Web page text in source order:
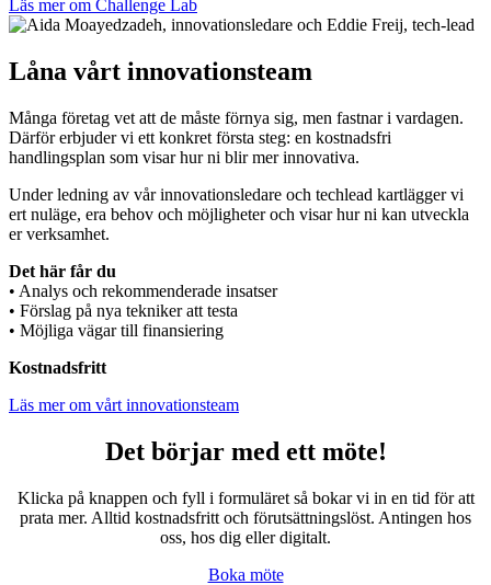
Läs mer om Challenge Lab
Låna vårt innovationsteam
Många företag vet att de måste förnya sig, men fastnar i vardagen.
Därför erbjuder vi ett konkret första steg: en kostnadsfri
handlingsplan som visar hur ni blir mer innovativa.
Under ledning av vår innovationsledare och techlead kartlägger vi
ert nuläge, era behov och möjligheter och visar hur ni kan utveckla
er verksamhet.
Det här får du
• Analys och rekommenderade insatser
• Förslag på nya tekniker att testa
• Möjliga vägar till finansiering
Kostnadsfritt
Läs mer om vårt innovationsteam
Det börjar med ett möte!
Klicka på knappen och fyll i formuläret så bokar vi in en tid för att
prata mer. Alltid kostnadsfritt och förutsättningslöst. Antingen hos
oss, hos dig eller digitalt.
Boka möte